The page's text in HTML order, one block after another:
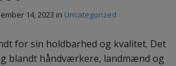
14, 2023 in Uncategorized
for sin holdbarhed og kvalitet. Det
blandt håndværkere, landmænd og